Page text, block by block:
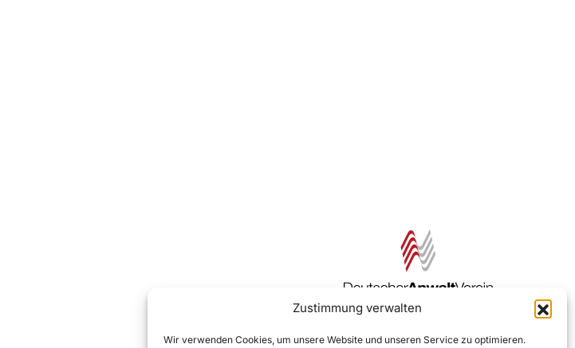
Zustimmung verwalten
Wir verwenden Cookies, um unsere Website und unseren Service zu optimieren.
Zur DAV Webseite